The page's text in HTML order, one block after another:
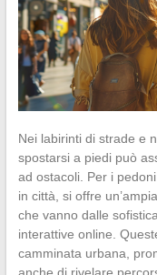
Nei labirinti di strade e
spostarsi a piedi può
ad ostacoli. Per i
in città, si offre
che vanno dalle
interattive online.
camminata urbana,